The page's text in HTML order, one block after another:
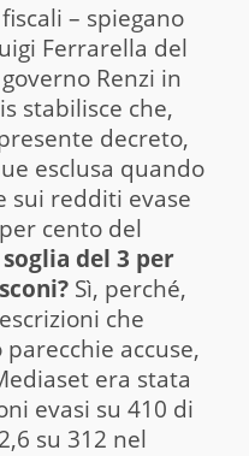
– spiegano
Ferrarella del
Renzi in
stabilisce che,
decreto,
esclusa quando
sui redditi evase
cento del
soglia del 3 per
Sì, perché,
che
accuse,
era stata
evasi su 410 di
su 312 nel